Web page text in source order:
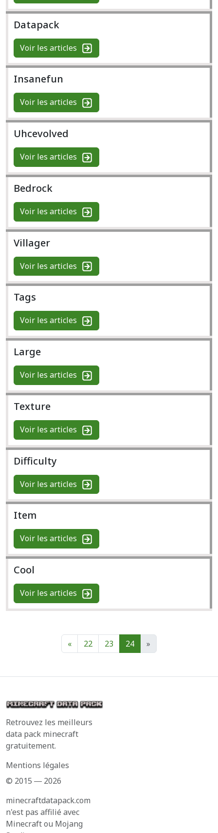
Datapack
Voir les articles
Insanefun
Voir les articles
Uhcevolved
Voir les articles
Bedrock
Voir les articles
Villager
Voir les articles
Tags
Voir les articles
Large
Voir les articles
Texture
Voir les articles
Difficulty
Voir les articles
Item
Voir les articles
Cool
Voir les articles
« 22 23 24 »
Retrouvez les meilleurs
data pack minecraft
gratuitement.
Mentions légales
© 2015 ― 2026
minecraftdatapack.com
n'est pas affilié avec
Minecraft ou Mojang